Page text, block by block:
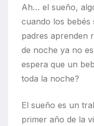
Ah… el sueño,
cuando los bebés
padres aprenden
de noche ya no
espera que un
toda la noche?
El sueño es un
primer año de la